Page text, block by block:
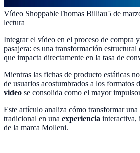
Vídeo ShoppableThomas Billiau5 de
lectura
Integrar el vídeo en el proceso de compra
pasajera: es una transformación
que impacta directamente en la tasa de
Mientras las fichas de producto estáticas
de usuarios acostumbrados a los formatos
video se consolida como el mayor
Este artículo analiza cómo transformar
tradicional en una experiencia interactiva,
de la marca Molleni.